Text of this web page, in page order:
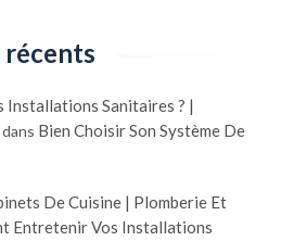
récents
Installations Sanitaires ? |
dans Bien Choisir Son Système De
De Cuisine | Plomberie Et
Entretenir Vos Installations